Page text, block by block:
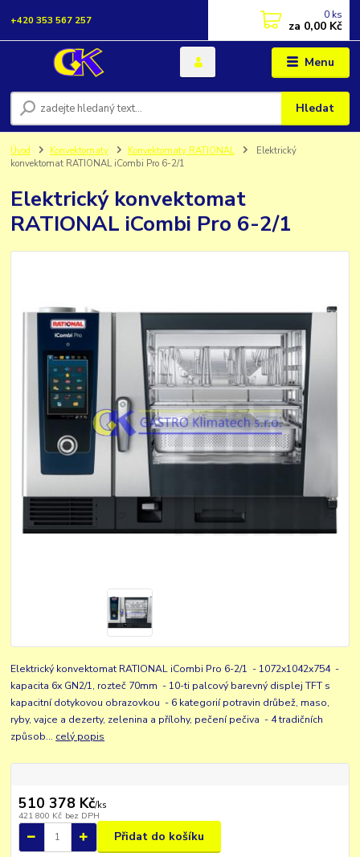
Menu
Hledat
+420 353 567 257 0 ks
za 0,00 Kč
Úvod Konvektomaty Konvektomaty RATIONAL
Elektrický
konvektomat RATIONAL iCombi Pro 6-2/1
Elektrický konvektomat
RATIONAL iCombi Pro 6-2/1
Elektrický konvektomat RATIONAL iCombi Pro 6-2/1 - 1072x1042x754 -
kapacita 6x GN2/1, rozteč 70mm - 10-ti palcový barevný displej TFT s
kapacitní dotykovou obrazovkou - 6 kategorií potravin drůbež, maso,
ryby, vajce a dezerty, zelenina a přílohy, pečení pečiva - 4 tradičních
způsob... celý popis
510 378 Kč/ks
421 800 Kč bez DPH
Přidat do košíku